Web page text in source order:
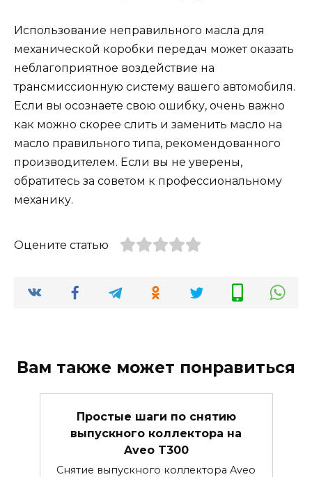
Использование неправильного масла для
механической коробки передач может оказать
неблагоприятное воздействие на
трансмиссионную систему вашего автомобиля.
Если вы осознаете свою ошибку, очень важно
как можно скорее слить и заменить масло на
масло правильного типа, рекомендованного
производителем. Если вы не уверены,
обратитесь за советом к профессиональному
механику.
Оцените статью
Вам также может понравиться
Простые шаги по снятию
выпускного коллектора на
Aveo T300
Снятие выпускного коллектора Aveo